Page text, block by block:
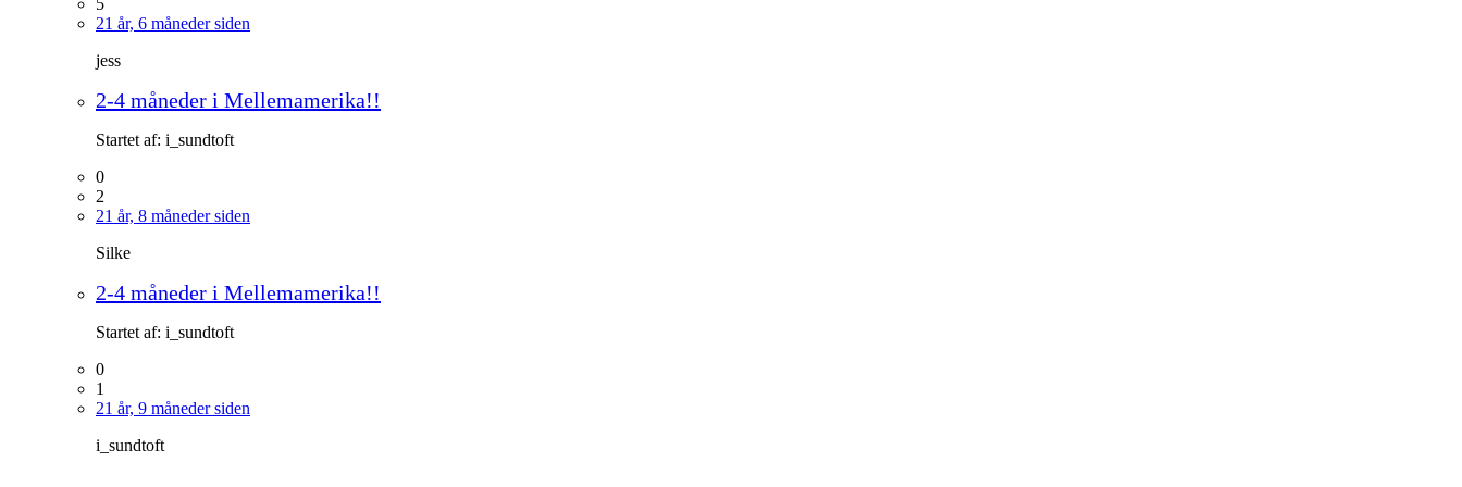
21 år, 6 måneder siden
jess
2-4 måneder i Mellemamerika!!
Startet af: i_sundtoft
0
2
21 år, 8 måneder siden
Silke
2-4 måneder i Mellemamerika!!
Startet af: i_sundtoft
0
1
21 år, 9 måneder siden
i_sundtoft